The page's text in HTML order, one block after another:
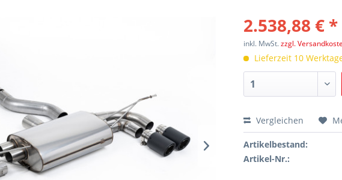
2.538,88 € *
inkl. MwSt.zzgl.
Lieferzeit 10
Vergleichen
Artikelbestand:
Artikel-Nr.: